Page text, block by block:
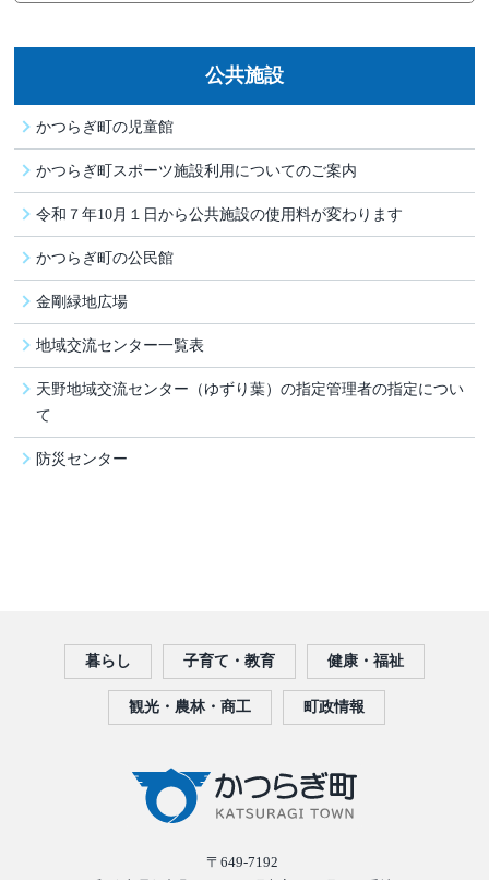
公共施設
かつらぎ町の児童館
かつらぎ町スポーツ施設利用についてのご案内
令和７年10月１日から公共施設の使用料が変わります
かつらぎ町の公民館
金剛緑地広場
地域交流センター一覧表
天野地域交流センター（ゆずり葉）の指定管理者の指定につい
て
防災センター
暮らし 子育て・教育 健康・福祉
観光・農林・商工 町政情報
〒649-7192